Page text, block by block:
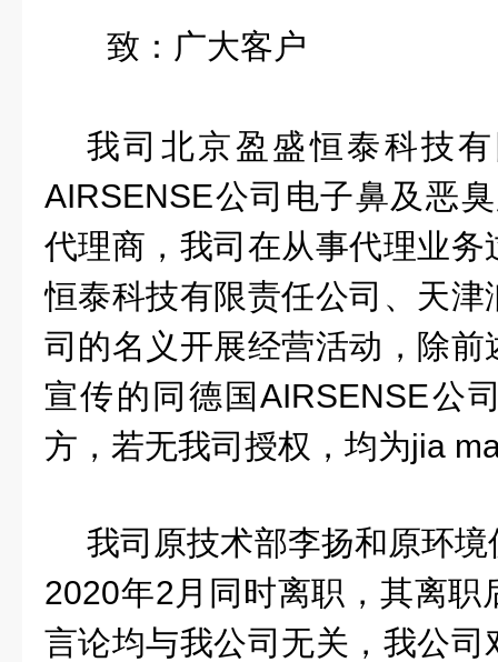
致 ： 广大客户
我司北京盈盛恒泰科技
AIRSENSE公司电子鼻及恶
代理商，我司在从事代理业
恒泰科技有限责任公司、天
司的名义开展经营活动，除
宣传的同德国AIRSENSE公
方，若无我司授权，均为jia
我司原技术部李扬和原环
2020年2 月同时离职，其离
言论均与我公司无关，我公